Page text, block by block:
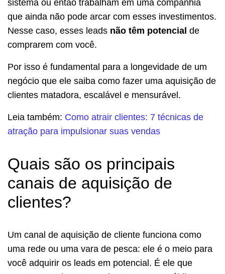
sistema ou então trabalham em uma companhia
que ainda não pode arcar com esses investimentos.
Nesse caso, esses leads não têm potencial de
comprarem com você.
Por isso é fundamental para a longevidade de um
negócio que ele saiba como fazer uma aquisição de
clientes matadora, escalável e mensurável.
Leia também: Como atrair clientes: 7 técnicas de
atração para impulsionar suas vendas
Quais são os principais
canais de aquisição de
clientes?
Um canal de aquisição de cliente funciona como
uma rede ou uma vara de pesca: ele é o meio para
você adquirir os leads em potencial. É ele que